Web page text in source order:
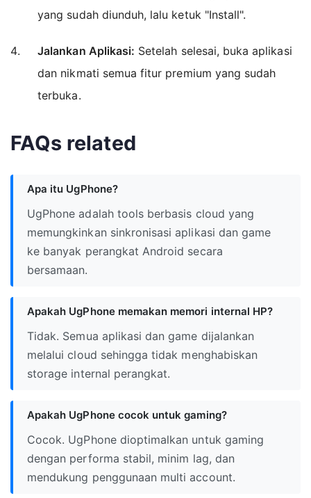
yang sudah diunduh, lalu ketuk "Install".
Jalankan Aplikasi: Setelah selesai, buka aplikasi
dan nikmati semua fitur premium yang sudah
terbuka.
FAQs related
Apa itu UgPhone?
UgPhone adalah tools berbasis cloud yang
memungkinkan sinkronisasi aplikasi dan game
ke banyak perangkat Android secara
bersamaan.
Apakah UgPhone memakan memori internal HP?
Tidak. Semua aplikasi dan game dijalankan
melalui cloud sehingga tidak menghabiskan
storage internal perangkat.
Apakah UgPhone cocok untuk gaming?
Cocok. UgPhone dioptimalkan untuk gaming
dengan performa stabil, minim lag, dan
mendukung penggunaan multi account.